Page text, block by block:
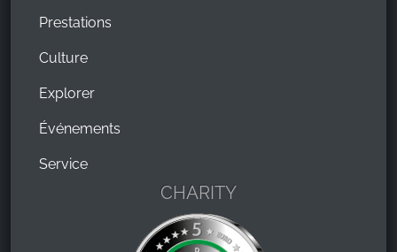
Prestations
Culture
Explorer
Événements
Service
CHARITY